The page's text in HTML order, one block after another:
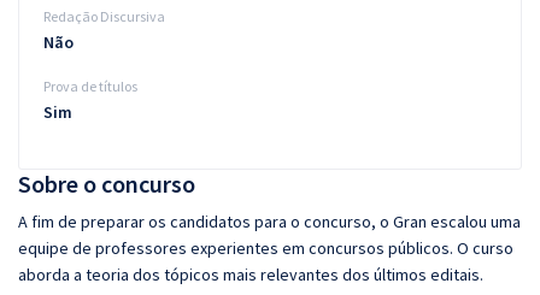
Sobre o concurso
A fim de preparar os candidatos para o concurso, o Gran escalou uma
equipe de professores experientes em concursos públicos. O curso
aborda a teoria dos tópicos mais relevantes dos últimos editais.
Redação Discursiva
Não
Prova de títulos
Sim